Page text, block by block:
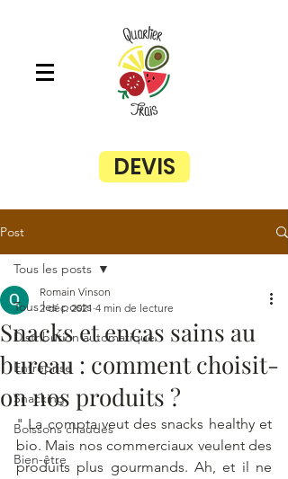
DEVIS
Post
Tous les posts
Distribution automatique
Entreprise
Snacking
Boissons chaudes
Bien-être
Tous les posts
Snacks et encas sains au
bureau : comment choisit-
on nos produits ?
Romain Vinson
2 déc. 2021 4 min de lecture
" La compta veut des snacks healthy et
bio. Mais nos commerciaux veulent des
produits plus gourmands. Ah, et il ne